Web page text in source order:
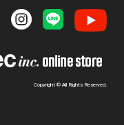
Copyright © All Rights Reserved.